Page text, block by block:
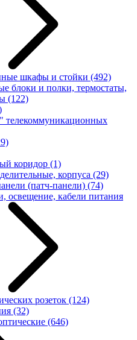
шкафы и стойки (492)
блоки и полки, термостаты,
(122)
телекоммуникационных
коридор (1)
корпуса (29)
(патч-панели) (74)
освещение, кабели питания
розеток (124)
(32)
(646)